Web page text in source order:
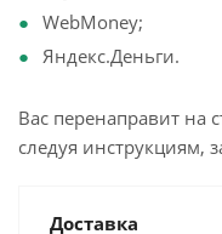
WebMoney;
Яндекс.Деньги.
Вас перенаправит на
следуя инструкциям,
Доставка